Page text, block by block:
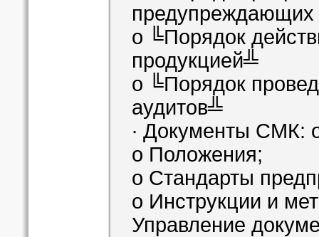
предупреждающих
o ╚Порядок
продукцией╩
o ╚Порядок
аудитов╩
∙ Документы СМК:
o Положения;
o Стандарты
o Инструкции и
Управление